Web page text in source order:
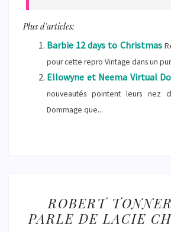
Plus d'articles:
Barbie 12 days to Christmas
pour cette repro Vintage dans un
Ellowyne et Neema Virtual
nouveautés pointent leurs nez
Dommage que...
TONNER
NOUS
ROBERT
PARLE DE LACIE